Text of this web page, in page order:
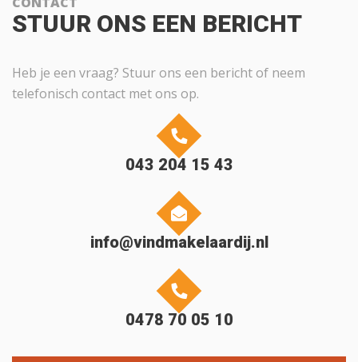
STUUR ONS EEN BERICHT
Heb je een vraag? Stuur ons een bericht of neem
telefonisch contact met ons op.
043 204 15 43
info@vindmakelaardij.nl
0478 70 05 10